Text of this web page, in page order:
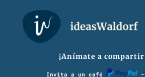
¡Anímate a compartir
Invita a un café –